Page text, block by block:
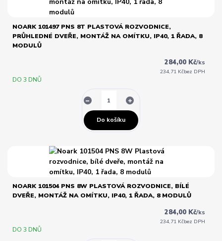
NOARK 101497 PNS 8T PLASTOVÁ ROZVODNICE,
PRŮHLEDNÉ DVEŘE, MONTÁŽ NA OMÍTKU, IP40, 1 ŘADA, 8
MODULŮ
284,00 Kč/ks
234,71 Kčbez DPH
DO 3 DNŮ
Do košíku
NOARK 101504 PNS 8W PLASTOVÁ ROZVODNICE, BÍLÉ
DVEŘE, MONTÁŽ NA OMÍTKU, IP40, 1 ŘADA, 8 MODULŮ
284,00 Kč/ks
234,71 Kčbez DPH
DO 3 DNŮ